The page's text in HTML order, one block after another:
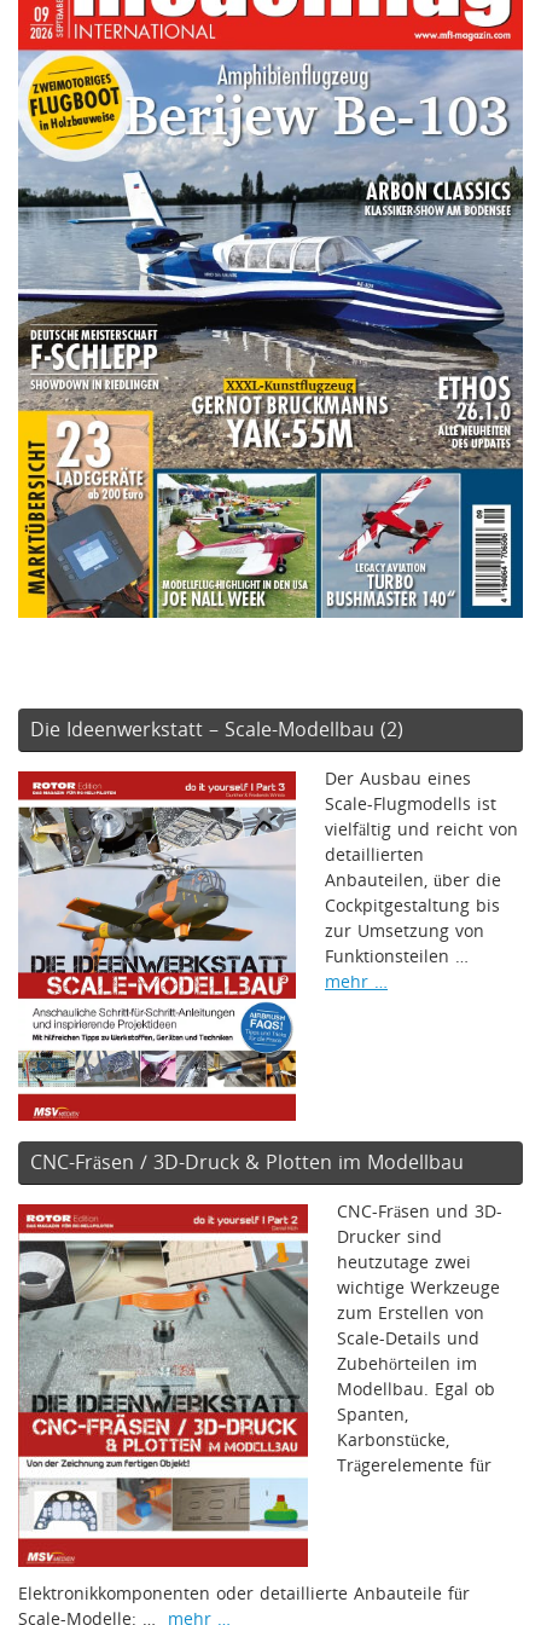
Die Ideenwerkstatt – Scale-Modellbau (2)
Der Ausbau eines
Scale-Flugmodells ist
vielfältig und reicht von
detaillierten
Anbauteilen, über die
Cockpitgestaltung bis
zur Umsetzung von
Funktionsteilen …
mehr …
CNC-Fräsen / 3D-Druck & Plotten im Modellbau
CNC-Fräsen und 3D-
Drucker sind
heutzutage zwei
wichtige Werkzeuge
zum Erstellen von
Scale-Details und
Zubehörteilen im
Modellbau. Egal ob
Spanten,
Karbonstücke,
Trägerelemente für
Elektronikkomponenten oder detaillierte Anbauteile für
Scale-Modelle: … mehr …